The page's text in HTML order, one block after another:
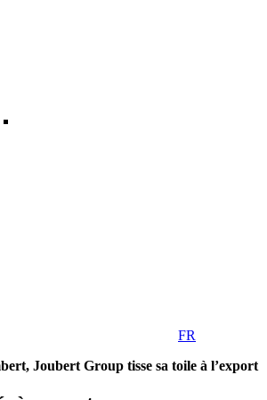
FR
Joubert Group tisse sa toile à l’export